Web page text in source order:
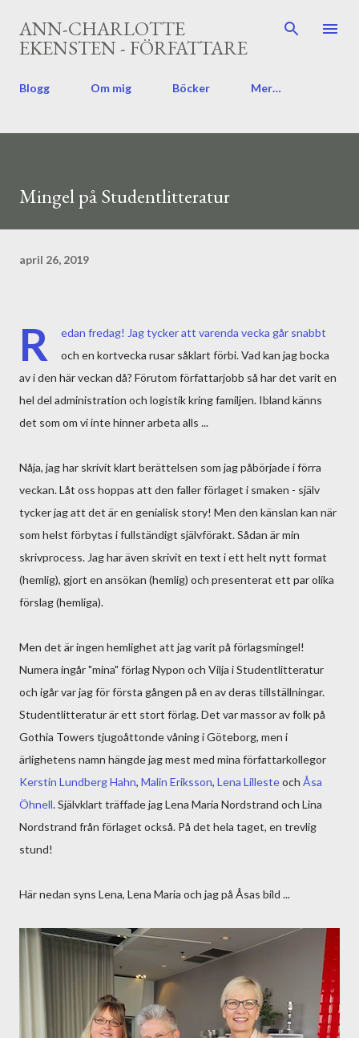
Fortsätt till huvudinnehåll
ANN-CHARLOTTE
EKENSTEN - FÖRFATTARE
Blogg Om mig Böcker Mer…
Mingel på Studentlitteratur
april 26, 2019
R
edan fredag! Jag tycker att varenda vecka går snabbt
och en kortvecka rusar såklart förbi. Vad kan jag bocka
av i den här veckan då? Förutom författarjobb så har det varit en
hel del administration och logistik kring familjen. Ibland känns
det som om vi inte hinner arbeta alls ...
Nåja, jag har skrivit klart berättelsen som jag påbörjade i förra
veckan. Låt oss hoppas att den faller förlaget i smaken - själv
tycker jag att det är en genialisk story! Men den känslan kan när
som helst förbytas i fullständigt självförakt. Sådan är min
skrivprocess. Jag har även skrivit en text i ett helt nytt format
(hemlig), gjort en ansökan (hemlig) och presenterat ett par olika
förslag (hemliga).
Men det är ingen hemlighet att jag varit på förlagsmingel!
Numera ingår "mina" förlag Nypon och Vilja i Studentlitteratur
och igår var jag för första gången på en av deras tillställningar.
Studentlitteratur är ett stort förlag. Det var massor av folk på
Gothia Towers tjugoåttonde våning i Göteborg, men i
ärlighetens namn hängde jag mest med mina författarkollegor
Kerstin Lundberg Hahn, Malin Eriksson, Lena Lillesteoch Åsa
Öhnell. Självklart träffade jag Lena Maria Nordstrand och Lina
Nordstrand från förlaget också. På det hela taget, en trevlig
stund!
Här nedan syns Lena, Lena Maria och jag på Åsas bild ...